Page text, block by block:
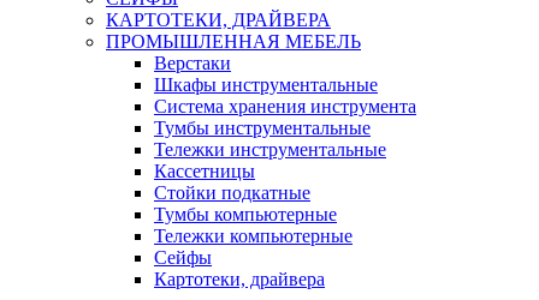
КАРТОТЕКИ, ДРАЙВЕРА
ПРОМЫШЛЕННАЯ МЕБЕЛЬ
Верстаки
Шкафы инструментальные
Система хранения инструмента
Тумбы инструментальные
Тележки инструментальные
Кассетницы
Стойки подкатные
Тумбы компьютерные
Тележки компьютерные
Сейфы
Картотеки, драйвера